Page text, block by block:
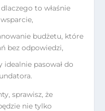
to właśnie
budżetu, które
bez odpowiedzi,
idealnie pasował do
sprawisz, że
nie tylko